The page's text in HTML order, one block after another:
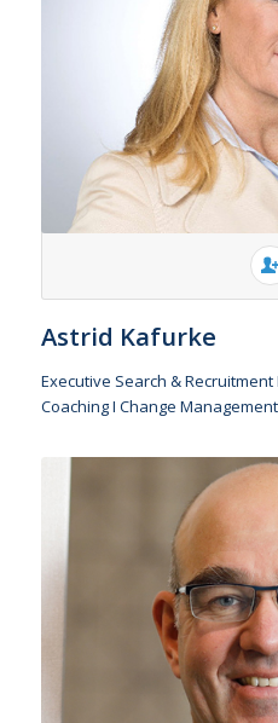
Astrid Kafurke
Executive Search &
Coaching I Change